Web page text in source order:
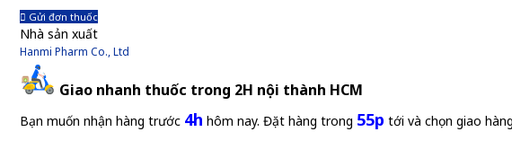
Gửi đơn thuốc
Nhà sản xuất
Hanmi Pharm Co., Ltd
Giao nhanh thuốc trong 2H nội thành HCM
Bạn muốn nhận hàng trước 4h hôm nay. Đặt hàng trong 55p tới và chọn giao hàng